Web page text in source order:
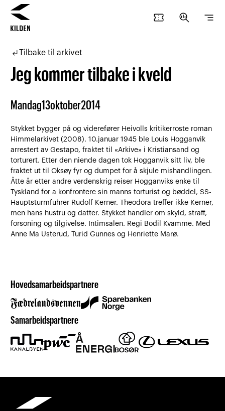
confirmation_number search_insights segment
subdirectory_arrow_leftTilbake til arkivet
Jeg kommer tilbake i kveld
Mandag13oktober2014
Stykket bygger på og viderefører Heivolls kritikerroste roman
Himmelarkivet (2008). 10.januar 1945 ble Louis Hogganvik
arrestert av Gestapo, fraktet til «Arkive» i Kristiansand og
torturert. Etter den niende dagen tok Hogganvik sitt liv, ble
fraktet ut til Oksøy fyr og dumpet for å skjule mishandlingen.
Åtte år etter andre verdenskrig reiser Hogganviks enke til
Tyskland for a konfrontere sin manns torturist og bøddel, SS-
Hauptsturmfuhrer Rudolf Kerner. Theodora treffer ikke Kerner,
men hans hustru og datter. Stykket handler om skyld, straff,
forsoning og tilgivelse. Intimsalen. Regi Bodil Kvamme. Med
Anne Ma Usterud, Turid Gunnes og Henriette Marø.
Hovedsamarbeidspartnere
Samarbeidspartnere